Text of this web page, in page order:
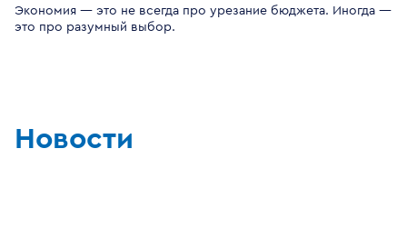
Экономия — это не всегда про урезание бюджета. Иногда —
это про разумный выбор.
Новости